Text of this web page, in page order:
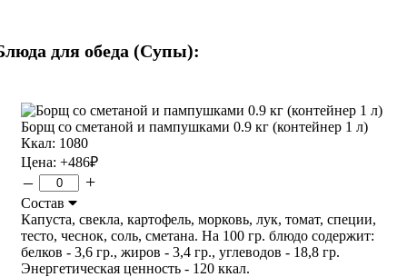
для обеда (Супы):
Борщ со сметаной и пампушками 0.9 кг (контейнер 1 л)
Ккал: 1080
Цена: +486₽
– +
Состав
Капуста, свекла, картофель, морковь, лук, томат, специи,
тесто, чеснок, соль, сметана. На 100 гр. блюдо содержит:
белков - 3,6 гр., жиров - 3,4 гр., углеводов - 18,8 гр.
Энергетическая ценность - 120 ккал.